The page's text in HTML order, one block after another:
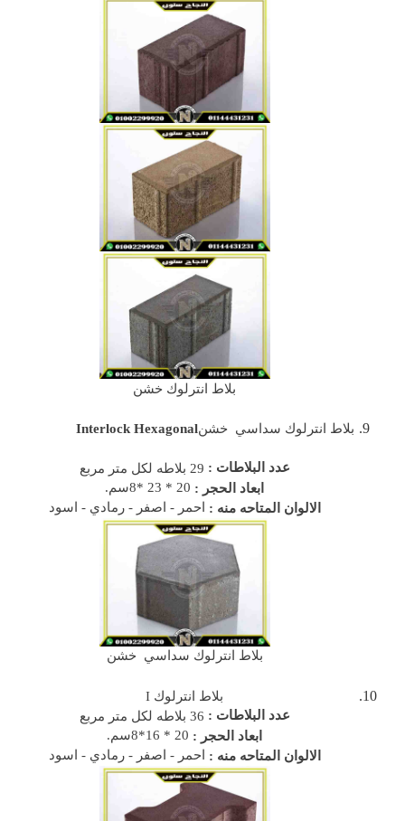
بلاط انترلوك خشن
بلاط انترلوك سداسي خشن
عدد البلاطات :
ابعاد الحجر : 20 * 23 *8سم.
الالوان المتاحه منه : احمر - اصفر - رمادي - اسود
بلاط انترلوك سداسي خشن
بلاط انترلوك I
عدد البلاطات :
ابعاد الحجر : 20 * 16*8سم.
الالوان المتاحه منه : احمر - اصفر - رمادي - اسود